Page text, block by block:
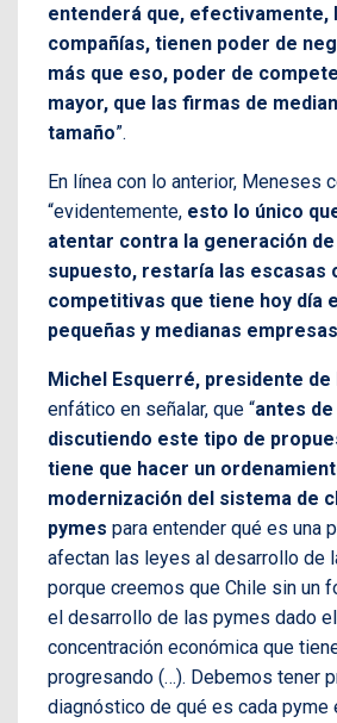
entenderá que, efectivamente,
compañías, tienen poder de
más que eso, poder de
mayor, que las firmas de
tamaño”.
En línea con lo anterior, Meneses
“evidentemente, esto lo único
atentar contra la generación
supuesto, restaría las escasas
competitivas que tiene hoy día
pequeñas y medianas empresas
Michel Esquerré, presidente de
enfático en señalar, que “antes
discutiendo este tipo de
tiene que hacer un
modernización del sistema de
pymes para entender qué es una
afectan las leyes al desarrollo de
porque creemos que Chile sin un
el desarrollo de las pymes dado
concentración económica que
progresando (…). Debemos tener
diagnóstico de qué es cada pyme